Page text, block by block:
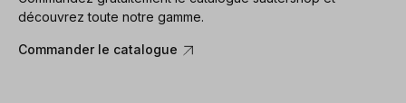
découvrez toute notre gamme.
Commander le catalogue